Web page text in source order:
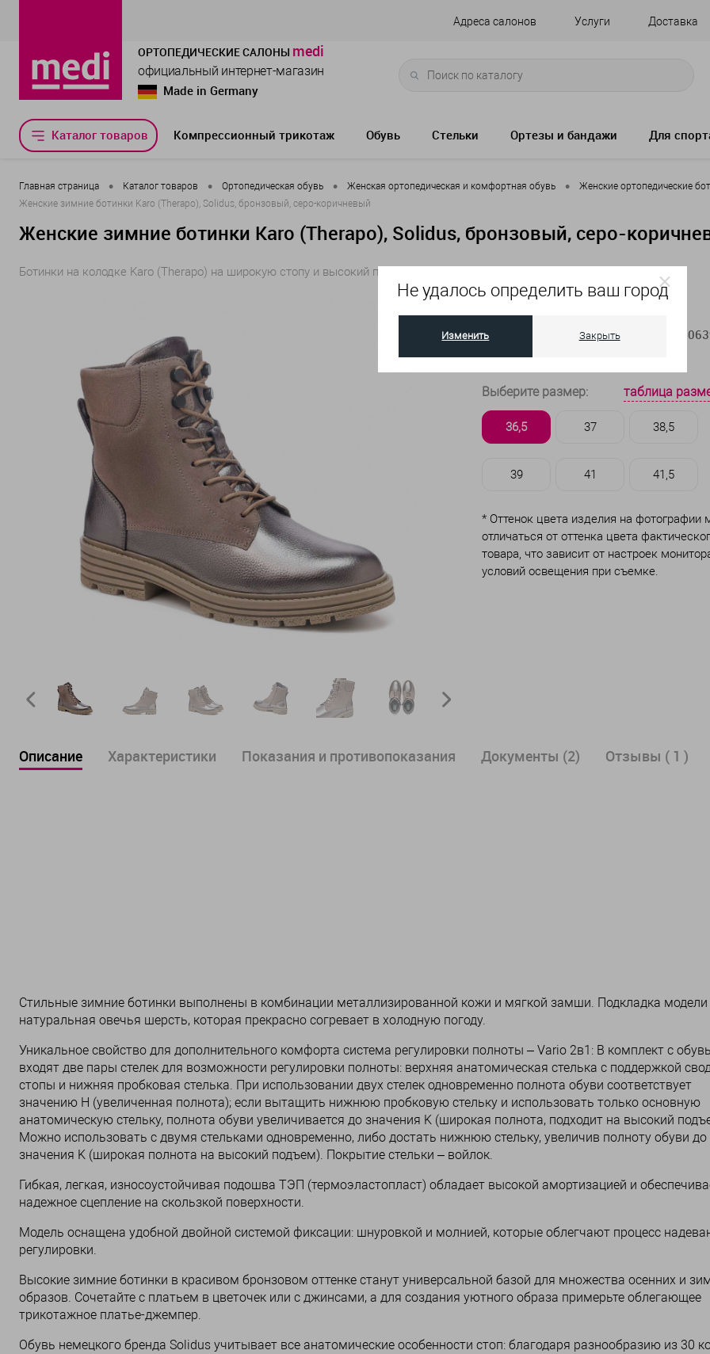
Не удалось определить ваш город
Изменить Закрыть
Адреса салонов Услуги Доставка
ОРТОПЕДИЧЕСКИЕ САЛОНЫ medi
официальный интернет-магазин
Made in Germany
Каталог товаров Компрессионный трикотаж Обувь Стельки Ортезы и бандажи Для
Главная страница • Каталог товаров • Ортопедическая обувь • Женская ортопедическая и комфортная обувь •
Женские ортопедические
Женские зимние ботинки Karo (Therapo), Solidus, бронзовый, серо-коричневый
Женские зимние ботинки Karo (Therapo), Solidus, бронзовый, серо-
Ботинки на колодке Karo (Therapo) на широкую стопу и высокий подъем для профилактики и коррекции плоскостопия
Артикул: 63117-K-
Выберите размер: таблица
36,5 37 38,5
39 41 41,5
* Оттенок цвета изделия на фотографии
отличаться от оттенка цвета
товара, что зависит от настроек
условий освещения при съемке.
Описание Характеристики Показания и противопоказания Документы (2) Отзывы ( 1 )
Стильные зимние ботинки выполнены в комбинации металлизированной кожи и мягкой замши. Подкладка модели
натуральная овечья шерсть, которая прекрасно согревает в холодную погоду.
Уникальное свойство для дополнительного комфорта система регулировки полноты – Vario 2в1: В комплект с
входят две пары стелек для возможности регулировки полноты: верхняя анатомическая стелька с поддержкой
стопы и нижняя пробковая стелька. При использовании двух стелек одновременно полнота обуви соответствует
значению H (увеличенная полнота); если вытащить нижнюю пробковую стельку и использовать только основную
анатомическую стельку, полнота обуви увеличивается до значения K (широкая полнота, подходит на высокий
Можно использовать с двумя стельками одновременно, либо достать нижнюю стельку, увеличив полноту обуви до
значения K (широкая полнота на высокий подъем). Покрытие стельки – войлок.
Гибкая, легкая, износоустойчивая подошва ТЭП (термоэластопласт) обладает высокой амортизацией и
надежное сцепление на скользкой поверхности.
Модель оснащена удобной двойной системой фиксации: шнуровкой и молнией, которые облегчают процесс
регулировки.
Высокие зимние ботинки в красивом бронзовом оттенке станут универсальной базой для множества осенних и
образов. Сочетайте с платьем в цветочек или с джинсами, а для создания уютного образа примерьте облегающее
трикотажное платье-джемпер.
Обувь немецкого бренда Solidus учитывает все анатомические особенности стоп: благодаря разнообразию из 30